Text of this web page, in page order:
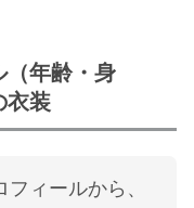
（年齢・身
衣装
フィールから、